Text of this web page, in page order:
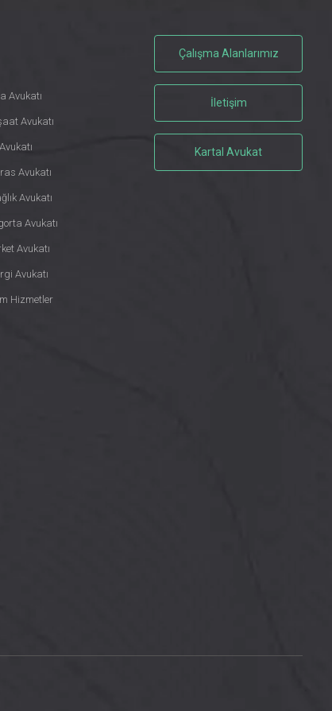
Avukatı
Avukatı
Avukatı
Avukatı
Avukatı
Avukatı
Avukatı
Hizmetler
Çalışma Alanlarımız
İletişim
Kartal Avukat